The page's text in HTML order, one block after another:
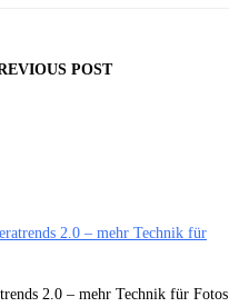
POST
2.0 – mehr Technik für Fotos